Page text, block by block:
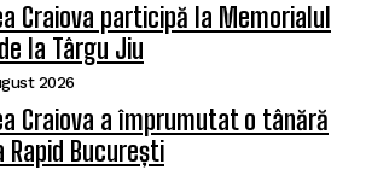
Craiova participă la Memorialul
la Târgu Jiu
2026
Craiova a împrumutat o tânără
Rapid București